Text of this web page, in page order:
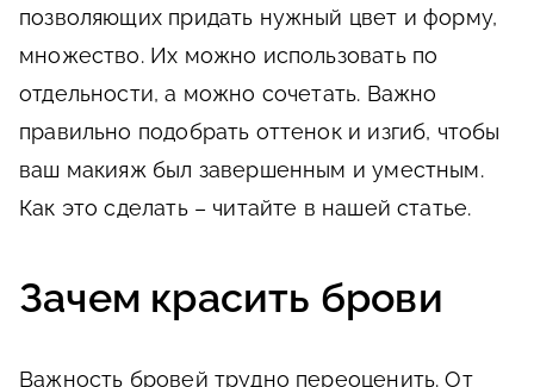
позволяющих придать нужный цвет и форму,
множество. Их можно использовать по
отдельности, а можно сочетать. Важно
правильно подобрать оттенок и изгиб, чтобы
ваш макияж был завершенным и уместным.
Как это сделать – читайте в нашей статье.
Зачем красить брови
Важность бровей трудно переоценить. От